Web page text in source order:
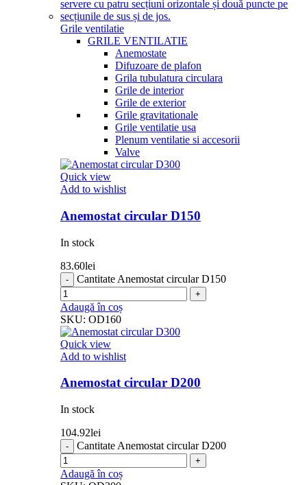
Grile ventilatie
GRILE VENTILATIE
Anemostate
Difuzoare de plafon
Grila tubulatura circulara
Grile de interior
Grile de exterior
Grile gravitationale
Grile ventilatie usa
Plenum ventilatie si accesorii
Valve
Quick view
Add to wishlist
Anemostat circular D150
In stock
83.60lei
Cantitate Anemostat circular D150
Adaugă în coș
SKU: OD160
Quick view
Add to wishlist
Anemostat circular D200
In stock
104.92lei
Cantitate Anemostat circular D200
Adaugă în coș